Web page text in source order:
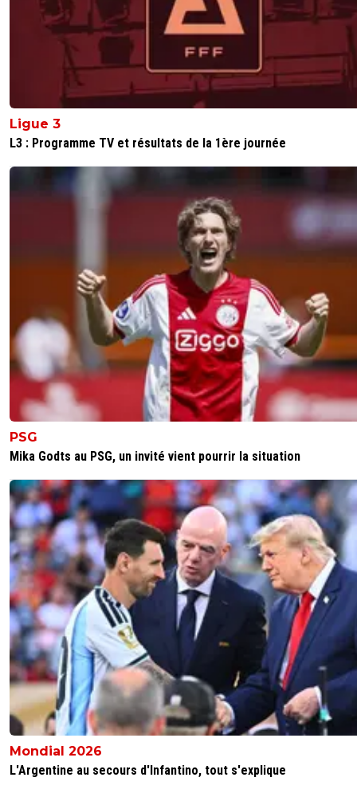
Ligue 3
L3 : Programme TV et résultats de la 1ère journée
PSG
Mika Godts au PSG, un invité vient pourrir la situation
Mondial 2026
L'Argentine au secours d'Infantino, tout s'explique